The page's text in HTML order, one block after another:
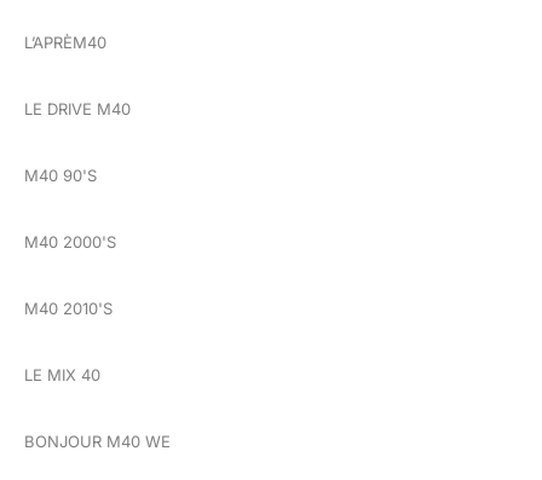
L’APRÈM40
LE DRIVE M40
M40 90'S
M40 2000'S
M40 2010'S
LE MIX 40
BONJOUR M40 WE